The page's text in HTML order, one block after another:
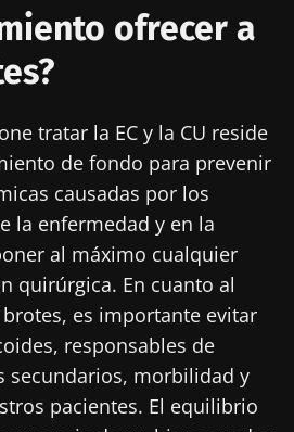
ofrecer a
tratar la EC y la CU reside
de fondo para prevenir
causadas por los
la enfermedad y en la
al máximo cualquier
quirúrgica. En cuanto al
es importante evitar
responsables de
secundarios, morbilidad y
pacientes. El equilibrio